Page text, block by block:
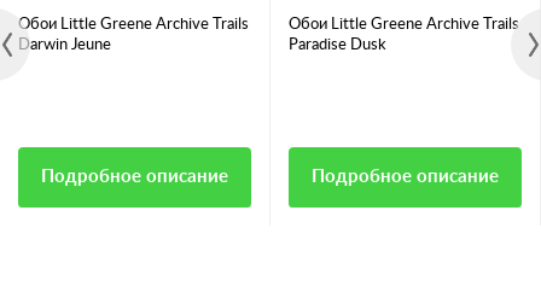
Обои Little Greene Archive Trails
Darwin Jeune
Подробное описание
Обои Little Greene Archive Trails
Paradise Dusk
Подробное описание